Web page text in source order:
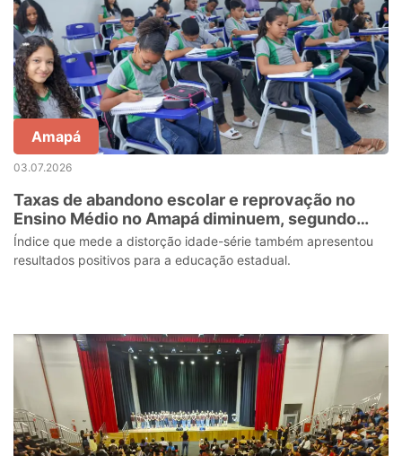
Amapá
03.07.2026
Taxas de abandono escolar e reprovação no
Ensino Médio no Amapá diminuem, segundo
dados do Censo Escolar 2025
Índice que mede a distorção idade-série também apresentou
resultados positivos para a educação estadual.